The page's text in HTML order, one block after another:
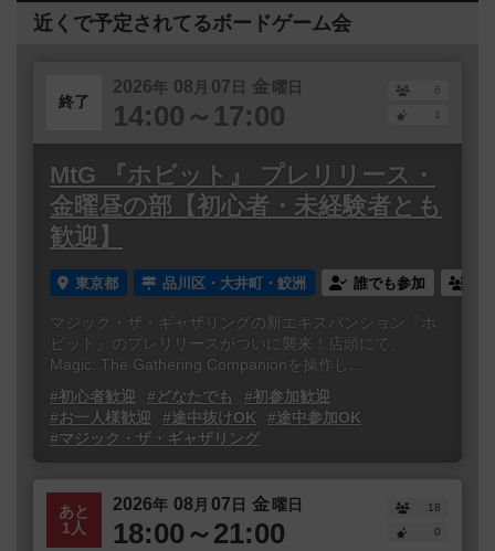
近くで予定されてるボードゲーム会
終了
2026年 08 月 07 日 金曜日
14:00～17:00
6
1
MtG 『ホビット』 プレリリース・
金曜昼の部【初心者・未経験者とも
歓迎】
東京都 品川区・大井町・鮫洲 誰でも参加
マジック・ザ・ギャザリングの新エキスパンション『ホ
ビット』のプレリリースがついに襲来！店頭にて、
Magic: The Gathering Companionを操作し...
#初心者歓迎
#どなたでも
#初参加歓迎
#お一人様歓迎
#途中抜けOK
#途中参加OK
#マジック・ザ・ギャザリング
あと
1人
2026年 08 月 07日 金曜日
18:00～21:00
18
0